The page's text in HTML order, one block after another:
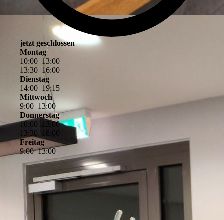
jetzt geschlossen
Montag
10:00–13:00
13:30–16:00
Dienstag
14:00–19:15
Mittwoch
9:00–13:00
Donnerstag
10:00– 13:00
13:30– 16:00
Freitag
9:00–13:00